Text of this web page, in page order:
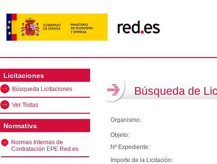
Licitaciones
Búsqueda Licitaciones
Ver Todas
Normativa
Normas Internas de
Contratación EPE Red.es
Búsqueda de
Organismo:
Objeto:
Nº Expediente:
Importe de la Licitación: